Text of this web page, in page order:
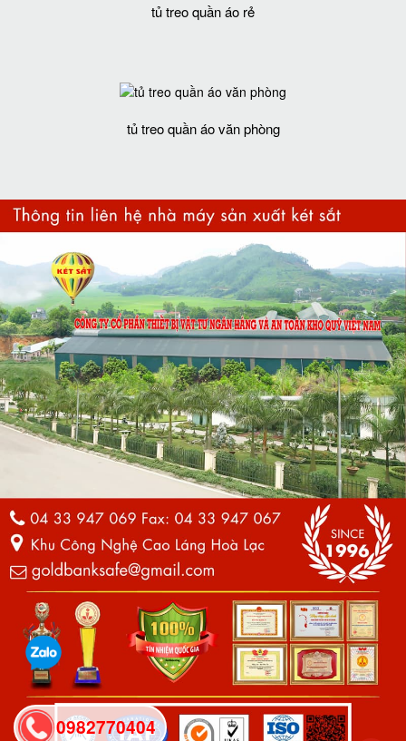
tủ treo quần áo rẻ
tủ treo quần áo văn phòng
0982770404